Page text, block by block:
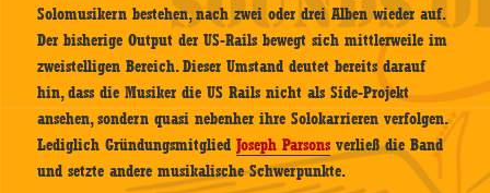
Solomusikern bestehen, nach zwei oder drei Alben wieder auf.
Der bisherige Output der US-Rails bewegt sich mittlerweile im
zweistelligen Bereich. Dieser Umstand deutet bereits darauf
hin, dass die Musiker die US Rails nicht als Side-Projekt
ansehen, sondern quasi nebenher ihre Solokarrieren verfolgen.
Lediglich GründungsmitgliedJoseph Parsons verließ die Band
und setzte andere musikalische Schwerpunkte.